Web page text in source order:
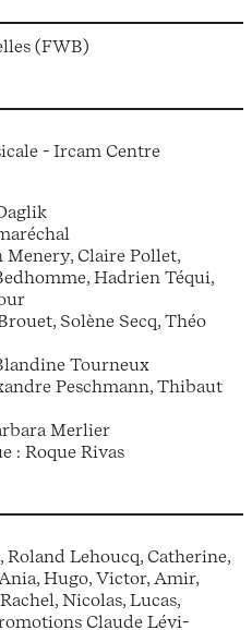
(FWB)
- Ircam Centre
Menery, Claire Pollet,
Hadrien Téqui,
Solène Secq, Théo
Tourneux
Peschmann, Thibaut
Merlier
: Roque Rivas
Lehoucq, Catherine,
Hugo, Victor, Amir,
Nicolas, Lucas,
Claude Lévi-